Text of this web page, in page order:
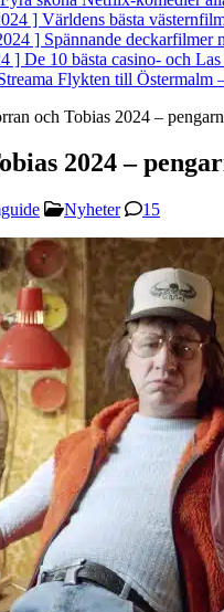
] Världens bästa
] Spännande deckarfilmer
] De 10 bästa casino- och
Flykten till Östermalm
och Tobias 2024 –
2024 –
Nyheter 15